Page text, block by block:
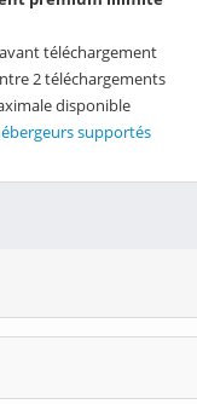
téléchargement
2 téléchargements
disponible
supportés